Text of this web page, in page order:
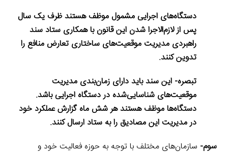
دستگاه‌های اجرایی مشمول موظف هستند ظرف یک سال
پس از لازم‌الاجرا شدن این قانون با همکاری ستاد سند
راهبردی مدیریت موقعیت‌های ساختاری تعارض منافع را
تدوین کنند.
تبصره- این سند باید دارای زمان‌بندی مدیریت
موقعیت‌های شناسایی‌شده در دستگاه اجرایی باشد.
دستگاه‌ها موظف هستند هر شش ماه گزارش عملکرد خود
در مدیریت این مصادیق را به ستاد ارسال کنند.
سوم- سازمان‌های مختلف با توجه به حوزه فعالیت خود و